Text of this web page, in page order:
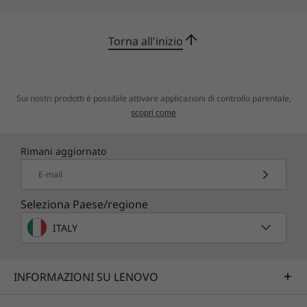
Harman Kardon . Nella parte superiore è
nascosta una webcam con definizione 5M, per
webcam con IR) che ti permette di accedere
facilmente e ti offre un livello di sicurezza
Torna all'inizio
Sui nostri prodotti è possibile attivare applicazioni di controllo parentale,
scopri come
Rimani aggiornato
E-mail
Seleziona Paese/regione
ITALY
INFORMAZIONI SU LENOVO